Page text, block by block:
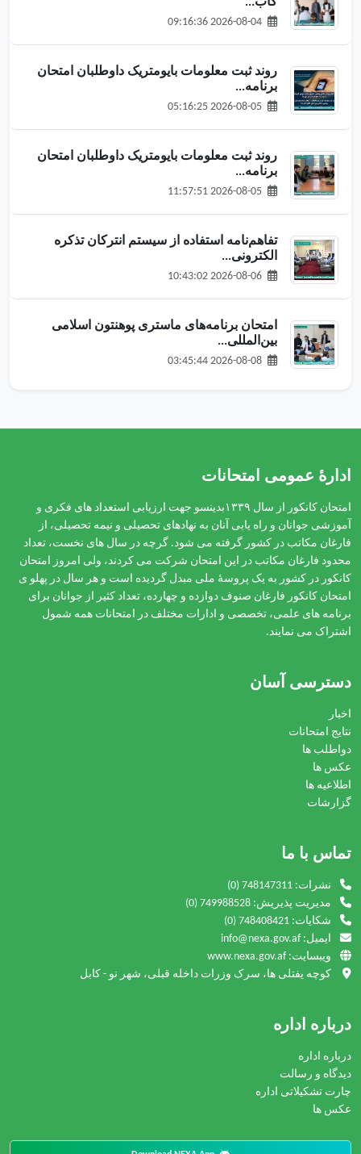
روند ثبت معلومات بایومتریک داوطلبان امتحان
برنامه‌...
روند ثبت معلومات بایومتریک داوطلبان امتحان
برنامه‌...
تفاهم‌نامه استفاده از سیستم انترکان تذکره
الکترونی...
امتحان برنامه‌های ماستری پوهنتون اسلامی
بین‌المللی...
ادارهٔ عمومی امتحانات
امتحان کانکور از سال ۱۳۳۹بدینسو جهت ارزیابی استعداد های فکری و
آموزشی جوانان و راه یابی آنان به نهادهای تحصیلی و نیمه تحصیلی، از
فارغان مکاتب در کشور گرفته می شود. گرچه در سال های نخست، تعداد
محدود فارغان مکاتب در این امتحان شرکت می کردند، ولی امروز امتحان
کانکور در کشور به یک پروسۀ ملی مبدل گردیده است و هر سال در پهلو ی
امتحان کانکور فارغان صنوف دوازده و چهارده، تعداد کثیر از جوانان برای
برنامه های علمی، تخصصی و ادارات مختلف در امتحانات همه شمول
اشتراک می نمایند.
دسترسی آسان
اخبار
نتایج امتحانات
دواطلب ها
عکس ها
اطلاعیه ها
گزارشات
تماس با ما
نشرات: (0) 748147311
مدیریت پذیریش: (0) 749988528
شکایات: (0) 748408421
ایمیل: info@nexa.gov.af
ویبسایت: www.nexa.gov.af
کوچه یفتلی ها، سرک وزرات داخله قبلی، شهر نو - کابل
درباره اداره
درباره اداره
دیدگاه و رسالت
چارت تشکیلاتی اداره
عکس ها